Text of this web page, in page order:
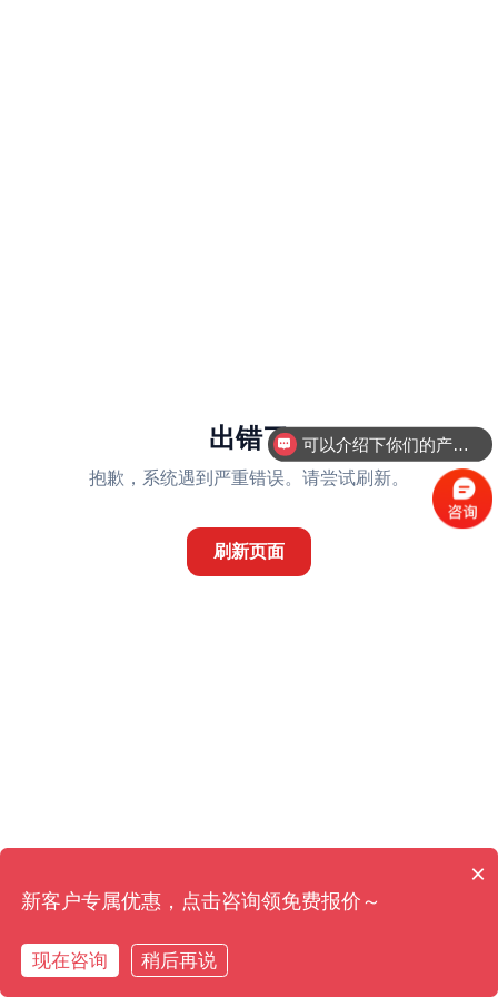
出错了
抱歉，系统遇到严重错误。请尝试刷新。
刷新页面
可以介绍下你们的产品么
×
新客户专属优惠，点击咨询领免费报价～
现在咨询 稍后再说
在线咨询